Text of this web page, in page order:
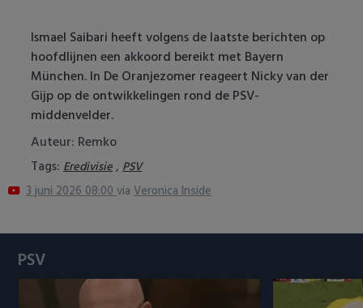
FC Utrecht
Feyenoord
Heracles Almelo
NAC Breda
PSV
Roda JC
Champions League
Europa League
Conference League
Ismael Saibari heeft volgens de laatste berichten op
hoofdlijnen een akkoord bereikt met Bayern
München. In De Oranjezomer reageert Nicky van der
Gijp op de ontwikkelingen rond de PSV-
middenvelder.
Auteur: Remko
Tags: Eredivisie, PSV
3 juni 2026 08:00via Veronica Inside
PSV